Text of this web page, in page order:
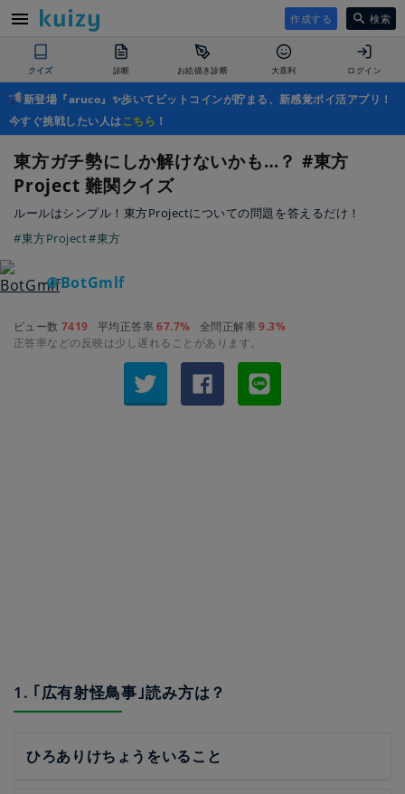
作成する 検索
クイズ 診断 お絵描き診断 大喜利 ログイン
新登場『aruco』✨歩いてビットコインが貯まる、新感覚ポイ活アプリ！
今すぐ挑戦したい人はこちら ！
東方ガチ勢にしか解けないかも…？ #東方
Project 難関クイズ
ルールはシンプル！東方Projectについての問題を答えるだけ！
#東方Project#東方
＠BotGmlf
ビュー数 7419 平均正答率67.7% 全問正解率9.3%
正答率などの反映は少し遅れることがあります。
1. ｢広有射怪鳥事｣読み方は？
ひろありけちょうをいること